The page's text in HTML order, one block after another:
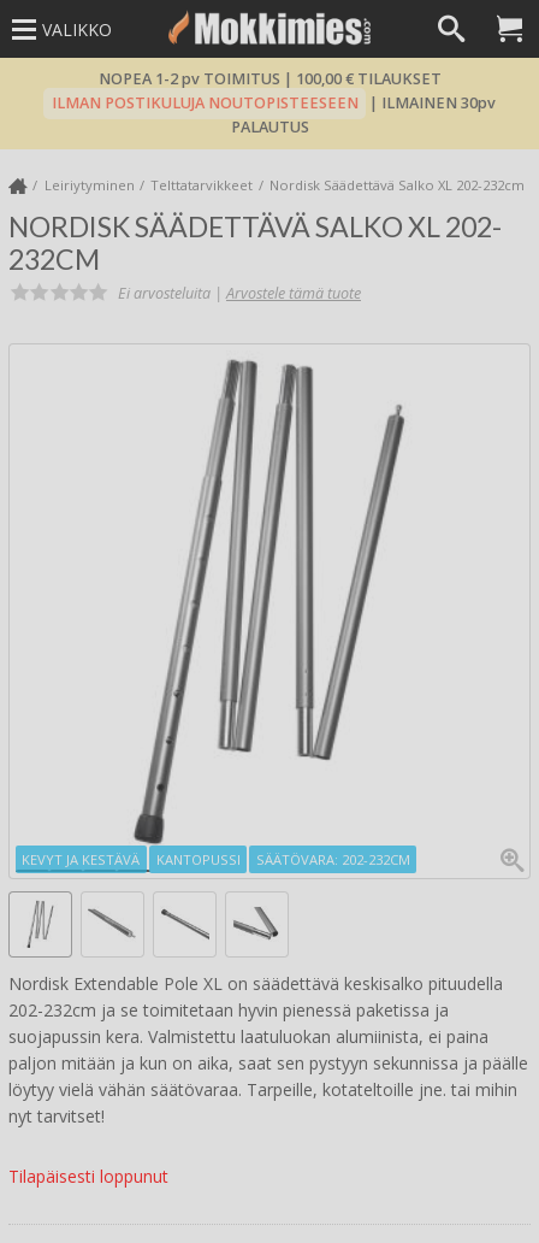
VALIKKO
NOPEA 1-2 pv TOIMITUS | 100,00 € TILAUKSET
ILMAN POSTIKULUJA NOUTOPISTEESEEN
| ILMAINEN 30pv
PALAUTUS
Leiriytyminen Telttatarvikkeet Nordisk Säädettävä Salko XL 202-232cm
NORDISK SÄÄDETTÄVÄ SALKO XL 202-
232CM
Ei arvosteluita |Arvostele tämä tuote
KEVYT JA KESTÄVÄ KANTOPUSSI SÄÄTÖVARA: 202-232CM
Nordisk Extendable Pole XL on säädettävä keskisalko pituudella
202-232cm ja se toimitetaan hyvin pienessä paketissa ja
suojapussin kera. Valmistettu laatuluokan alumiinista, ei paina
paljon mitään ja kun on aika, saat sen pystyyn sekunnissa ja päälle
löytyy vielä vähän säätövaraa. Tarpeille, kotateltoille jne. tai mihin
nyt tarvitset!
Tilapäisesti loppunut